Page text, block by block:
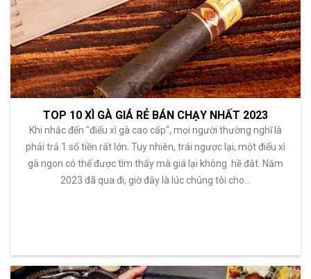
TOP 10 XÌ GÀ GIÁ RẺ BÁN CHẠY NHẤT 2023
Khi nhắc đến "điếu xì gà cao cấp", mọi người thường nghĩ là
phải trả 1 số tiền rất lớn. Tuy nhiên, trái ngược lại, một điếu xì
gà ngon có thể được tìm thấy mà giá lại không hề đắt. Năm
2023 đã qua đi, giờ đây là lúc chúng tôi cho…